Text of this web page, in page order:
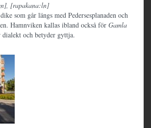
[rapakana:ln]
som går längs med Pedersesplanaden och
Hamnviken kallas ibland också för Gamla
dialekt och betyder gyttja.